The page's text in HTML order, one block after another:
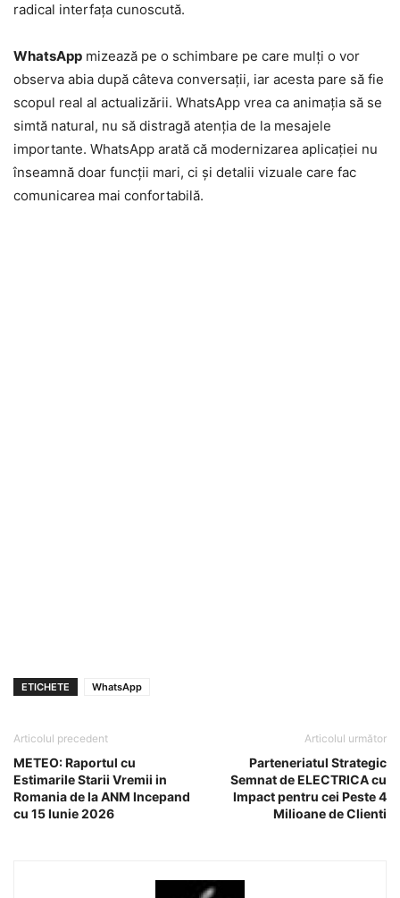
radical interfața cunoscută.
WhatsApp mizează pe o schimbare pe care mulți o vor
observa abia după câteva conversații, iar acesta pare să fie
scopul real al actualizării. WhatsApp vrea ca animația să se
simtă natural, nu să distragă atenția de la mesajele
importante. WhatsApp arată că modernizarea aplicației nu
înseamnă doar funcții mari, ci și detalii vizuale care fac
comunicarea mai confortabilă.
ETICHETE WhatsApp
Articolul precedent
METEO: Raportul cu
Estimarile Starii Vremii in
Romania de la ANM Incepand
cu 15 Iunie 2026
Articolul următor
Parteneriatul Strategic
Semnat de ELECTRICA cu
Impact pentru cei Peste 4
Milioane de Clienti